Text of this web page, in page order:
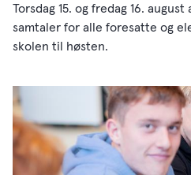
Torsdag 15. og fredag 16.
samtaler for alle foresatte og
skolen til høsten.